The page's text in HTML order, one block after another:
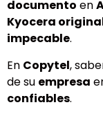
documento en
Kyocera
impecable.
En Copytel,
de su empresa
confiables.